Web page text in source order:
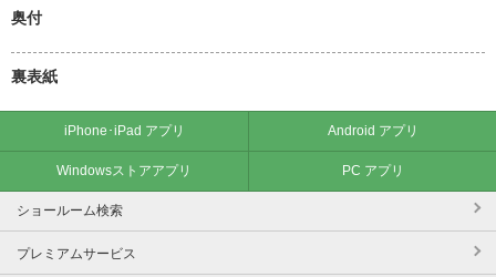
奥付
裏表紙
iPhone･iPad アプリ Android アプリ
Windowsストアアプリ PC アプリ
ショールーム検索
プレミアムサービス